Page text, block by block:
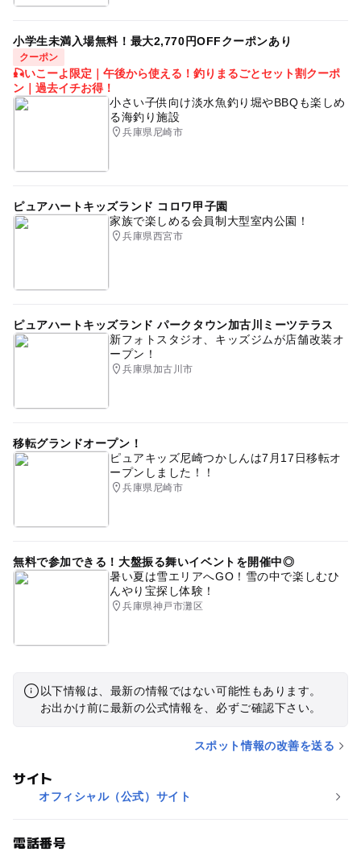
小学生未満入場無料！最大2,770円OFFクーポンあり
クーポン
🎣いこーよ限定｜午後から使える！釣りまるごとセット割クーポ
ン｜過去イチお得！
小さい子供向け淡水魚釣り堀やBBQも楽しめ
る海釣り施設
兵庫県尼崎市
ピュアハートキッズランド コロワ甲子園
家族で楽しめる会員制大型室内公園！
兵庫県西宮市
ピュアハートキッズランド パークタウン加古川ミーツテラス
新フォトスタジオ、キッズジムが店舗改装オ
ープン！
兵庫県加古川市
移転グランドオープン！
ピュアキッズ尼崎つかしんは7月17日移転オ
ープンしました！！
兵庫県尼崎市
無料で参加できる！大盤振る舞いイベントを開催中◎
暑い夏は雪エリアへGO！雪の中で楽しむひ
んやり宝探し体験！
兵庫県神戸市灘区
以下情報は、最新の情報ではない可能性もあります。
お出かけ前に最新の公式情報を、必ずご確認下さい。
スポット情報の改善を送る
サイト
オフィシャル（公式）サイト
電話番号